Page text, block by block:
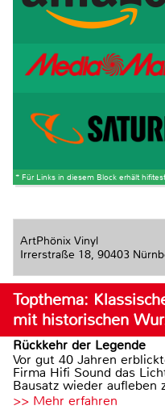
* Für Links in diesem Block erhält
ArtPhönix Vinyl
Irrerstraße 18, 90403
Topthema:
mit historischen
Rückkehr der Legende
Vor gut 40 Jahren
Firma Hifi Sound das
Bausatz wieder aufleben
>> Mehr erfahren